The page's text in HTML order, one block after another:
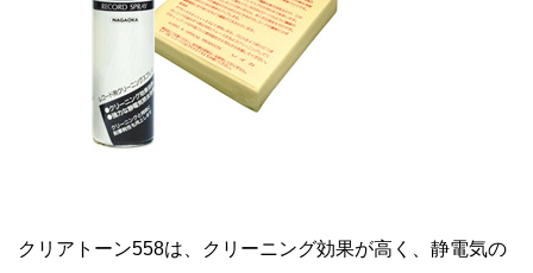
クリアトーン558は、クリーニング効果が高く、静電気の